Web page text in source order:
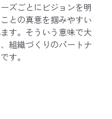
ズごとにビジョンを明
との真意を掴みやすい
す。そういう意味で大
組織づくりのパートナ
す。